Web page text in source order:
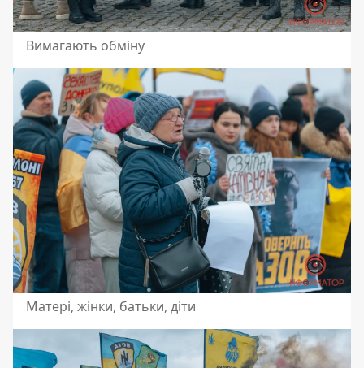
Вимагають обміну
Матері, жінки, батьки, діти